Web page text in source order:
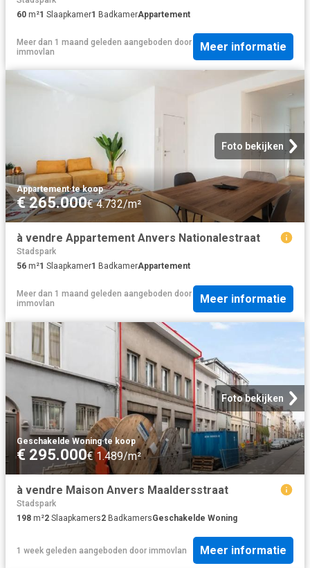
60 m²1 Slaapkamer1 BadkamerAppartement
Meer dan 1 maand geleden aangeboden door
immovlan
Meer informatie
Foto bekijken
Appartement·te koop
€ 265.000€ 4.732/m²
à vendre Appartement Anvers Nationalestraat
Stadspark
56 m²1 Slaapkamer1 BadkamerAppartement
Meer dan 1 maand geleden aangeboden door
immovlan
Meer informatie
Foto bekijken
Geschakelde Woning·te koop
€ 295.000€ 1.489/m²
à vendre Maison Anvers Maaldersstraat
Stadspark
198 m²2 Slaapkamers2 BadkamersGeschakelde Woning
1 week geleden aangeboden door immovlan Meer informatie